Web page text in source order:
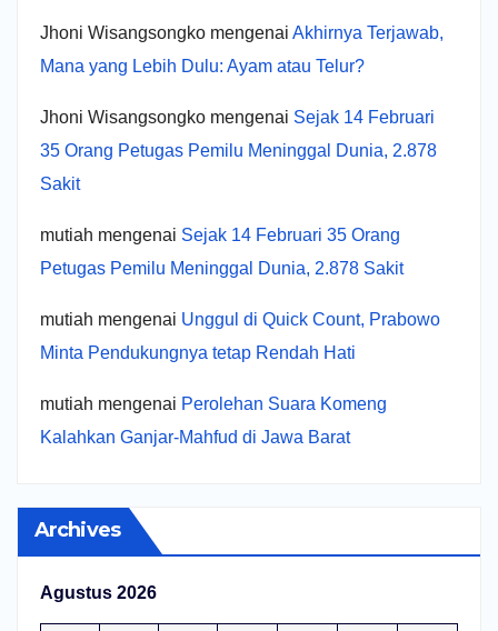
Jhoni Wisangsongko mengenai Akhirnya Terjawab,
Mana yang Lebih Dulu: Ayam atau Telur?
Jhoni Wisangsongko mengenai Sejak 14 Februari
35 Orang Petugas Pemilu Meninggal Dunia, 2.878
Sakit
mutiah mengenai Sejak 14 Februari 35 Orang
Petugas Pemilu Meninggal Dunia, 2.878 Sakit
mutiah mengenai Unggul di Quick Count, Prabowo
Minta Pendukungnya tetap Rendah Hati
mutiah mengenai Perolehan Suara Komeng
Kalahkan Ganjar-Mahfud di Jawa Barat
Archives
Agustus 2026